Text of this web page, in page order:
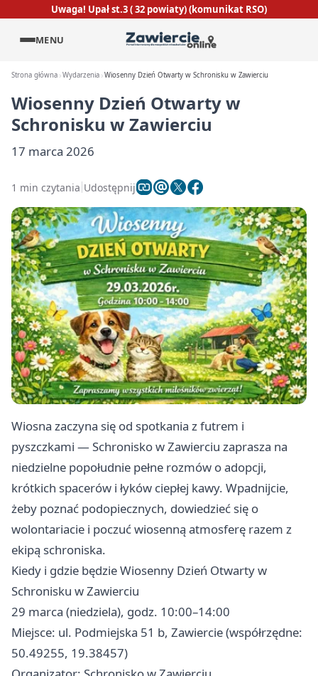
Uwaga! Upał st.3 ( 32 powiaty) (komunikat RSO)
MENU
Strona główna Wydarzenia Wiosenny Dzień Otwarty w Schronisku w Zawierciu
Wiosenny Dzień Otwarty w
Schronisku w Zawierciu
17 marca 2026
1 min czytania Udostępnij
Wiosna zaczyna się od spotkania z futrem i
pyszczkami — Schronisko w Zawierciu zaprasza na
niedzielne popołudnie pełne rozmów o adopcji,
krótkich spacerów i łyków ciepłej kawy. Wpadnijcie,
żeby poznać podopiecznych, dowiedzieć się o
wolontariacie i poczuć wiosenną atmosferę razem z
ekipą schroniska.
Kiedy i gdzie będzie Wiosenny Dzień Otwarty w
Schronisku w Zawierciu
29 marca (niedziela), godz. 10:00–14:00
Miejsce: ul. Podmiejska 51 b, Zawiercie (współrzędne:
50.49255, 19.38457)